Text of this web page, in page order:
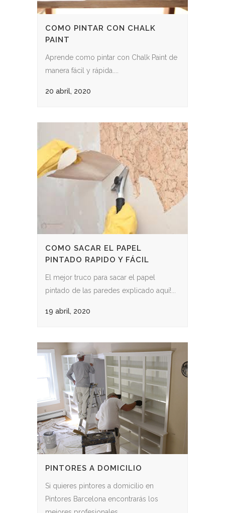
COMO PINTAR CON CHALK
PAINT
Aprende como pintar con Chalk Paint de
manera fácil y rápida....
20 abril, 2020
COMO SACAR EL PAPEL
PINTADO RAPIDO Y FÁCIL
El mejor truco para sacar el papel
pintado de las paredes explicado aquí!...
19 abril, 2020
PINTORES A DOMICILIO
Si quieres pintores a domicilio en
Pintores Barcelona encontrarás los